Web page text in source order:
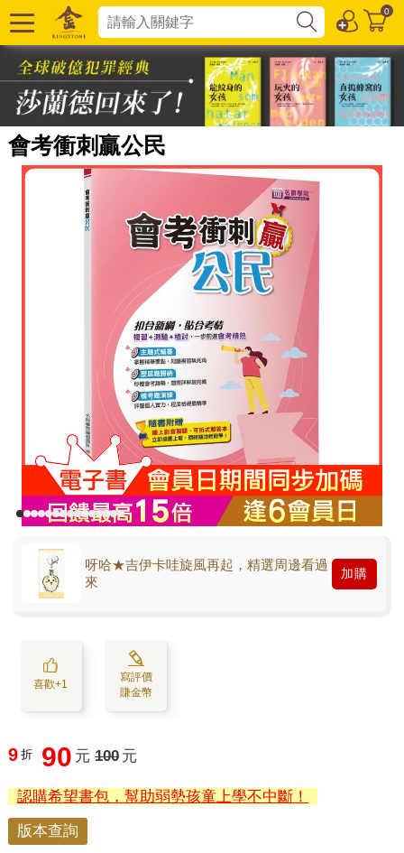
0
會考衝刺贏公民
呀哈★吉伊卡哇旋風再起，精選周邊看過
來
加購
喜歡+1
寫評價
賺金幣
9 折 90 元 100 元
認購希望書包，幫助弱勢孩童上學不中斷！
版本查詢